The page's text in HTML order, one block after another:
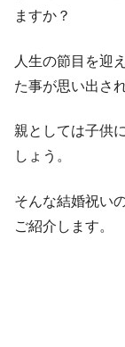
ますか？
人生の節目を迎
た事が思い出さ
親としては子供
しょう。
そんな結婚祝い
ご紹介します。